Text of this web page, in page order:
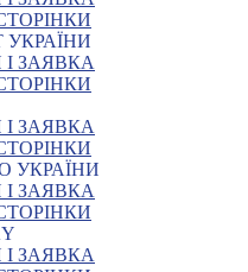
ЗАЯВКА
ЗАЯВКА
УКРАЇНИ
ЗАЯВКА
ЗАЯВКА